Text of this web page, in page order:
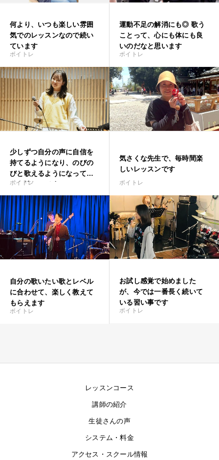
何より、いつも楽しい雰囲
気でのレッスンなので続い
ています
ボイトレ
運動不足の解消にも◎ 歌う
ことって、心にも体にも良
いのだなと思います
ボイトレ
少しずつ自分の声に自信を
持てるようになり、のびの
びと歌えるようになってと
ても嬉しいです。
ボイトレ
気さくな先生で、毎時間楽
しいレッスンです
ボイトレ
自分の歌いたい歌とレベル
に合わせて、楽しく教えて
もらえます
ボイトレ
お試し感覚で始めました
が、今では一番長く続いて
いる習い事です
ボイトレ
レッスンコース
講師の紹介
生徒さんの声
システム・料金
アクセス・スクール情報